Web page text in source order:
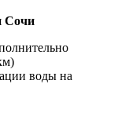
Сочи
воды на